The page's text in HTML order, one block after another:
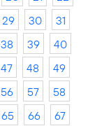
29 30
31
38 39
40
47 48
49
56 57
58
65 66
67